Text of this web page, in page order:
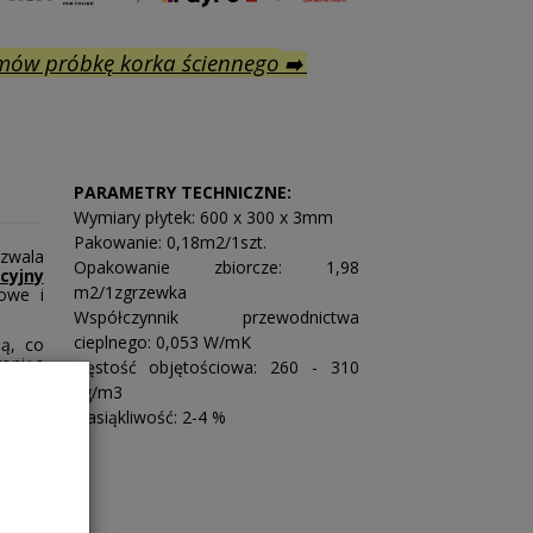
próbkę korka ściennego ➡️
i
co
i
PARAMETRY TECHNICZNE:
Wymiary płytek: 600 x 300 x 3mm
Pakowanie: 0,18m2/1szt.
Opakowanie zbiorcze: 1,98
m2/1zgrzewka
Współczynnik przewodnictwa
cieplnego: 0,053 W/mK
Gęstość objętościowa: 260 - 310
kg/m3
Nasiąkliwość: 2-4 %